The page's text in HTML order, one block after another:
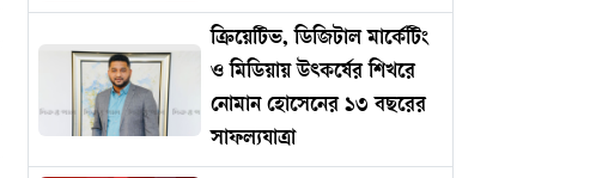
ক্রিয়েটিভ, ডিজিটাল মার্কেটিং
ও মিডিয়ায় উৎকর্ষের শিখরে
নোমান হোসেনের ১৩ বছরের
সাফল্যযাত্রা